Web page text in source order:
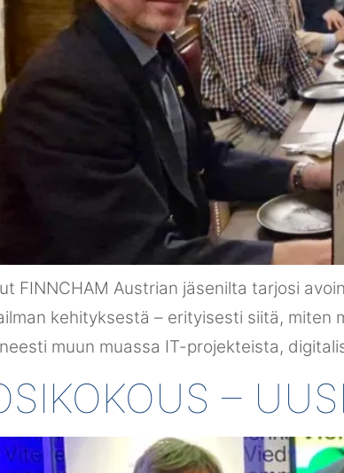
FINNCHAM Austrian jäsenilta tarjosi
kehityksestä – erityisesti siitä, miten
muun muassa IT-projekteista,
–